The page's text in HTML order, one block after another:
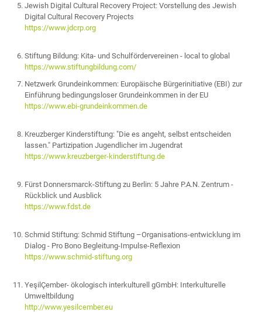
Jewish Digital Cultural Recovery Project: Vorstellung des Jewish
Digital Cultural Recovery Projects
https://www.jdcrp.org
Stiftung Bildung: Kita- und Schulfördervereinen - local to global
https://www.stiftungbildung.com/
Netzwerk Grundeinkommen: Europäische Bürgerinitiative (EBI) zur
Einführung bedingungsloser Grundeinkommen in der EU
https://www.ebi-grundeinkommen.de
Kreuzberger Kinderstiftung: "Die es angeht, selbst entscheiden
lassen." Partizipation Jugendlicher im Jugendrat
https://www.kreuzberger-kinderstiftung.de
Fürst Donnersmarck-Stiftung zu Berlin: 5 Jahre P.A.N. Zentrum -
Rückblick und Ausblick
https://www.fdst.de
Schmid Stiftung: Schmid Stiftung –Organisations-entwicklung im
Dialog - Pro Bono Begleitung-Impulse-Reflexion
https://www.schmid-stiftung.org
YeşilÇember- ökologisch interkulturell gGmbH: Interkulturelle
Umweltbildung
http://www.yesilcember.eu